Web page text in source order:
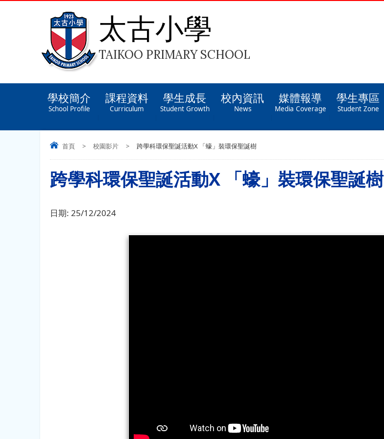
太古小學
TAIKOO PRIMARY SCHOOL
學校簡介
School Profile
課程資料
Curriculum
學生成長
Student Growth
校內資訊
News
媒體報導
Media Coverage
學生專區
Student Zone
首頁 > 校園影片 > 跨學科環保聖誕活動X 「蠔」裝環保聖誕樹
跨學科環保聖誕活動X 「蠔」裝環保聖誕樹
日期: 25/12/2024